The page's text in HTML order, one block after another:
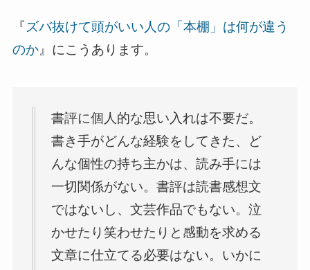
『ズバ抜けて頭がいい人の「本棚」は何が違う
のか』にこうあります。
書評に個人的な思い入れは不要だ。
書き手がどんな経験をしてきた、ど
んな個性の持ち主かは、読み手には
一切関係がない。書評は読書感想文
ではないし、文芸作品でもない。泣
かせたり笑わせたりと感動を求める
文章に仕立てる必要はない。いかに